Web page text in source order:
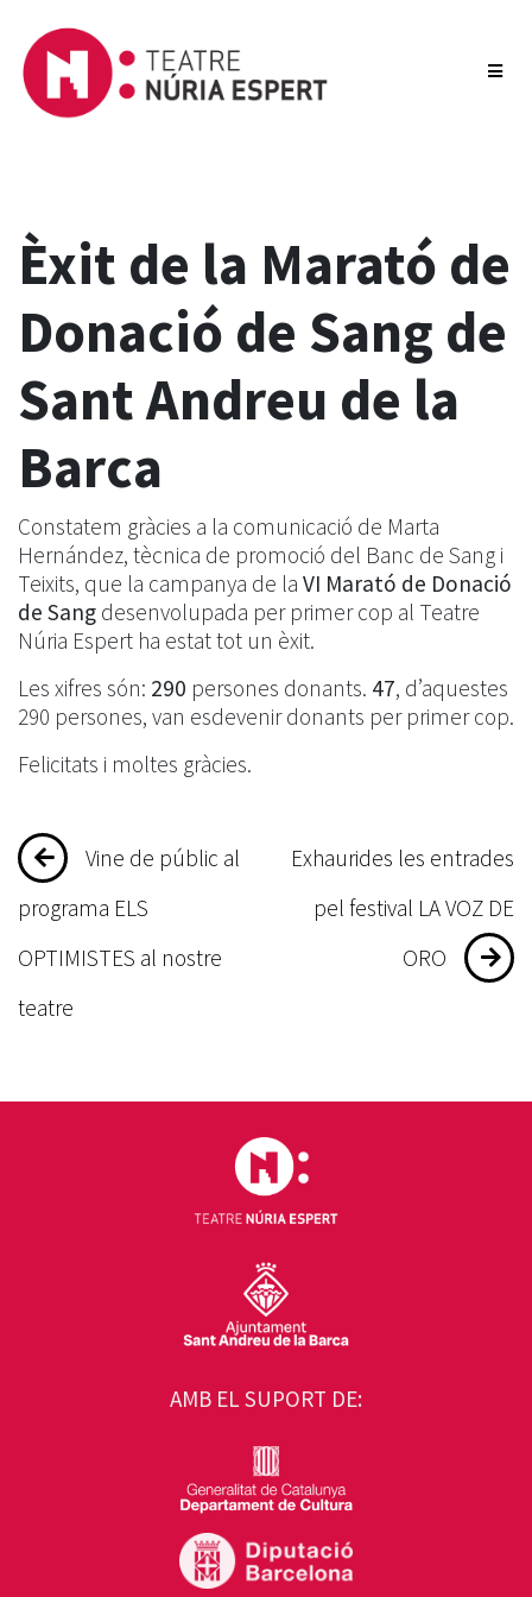
Èxit de la Marató de
Donació de Sang de
Sant Andreu de la
Barca
Constatem gràcies a la comunicació de Marta
Hernández, tècnica de promoció del Banc de Sang i
Teixits, que la campanya de la VI Marató de Donació
de Sang desenvolupada per primer cop al Teatre
Núria Espert ha estat tot un èxit.
Les xifres són: 290 persones donants. 47, d’aquestes
290 persones, van esdevenir donants per primer cop.
Felicitats i moltes gràcies.
Navegació
d'entrades
Vine de públic al
programa ELS
OPTIMISTES al nostre
teatre
Exhaurides les entrades
pel festival LA VOZ DE
ORO
AMB EL SUPORT DE: